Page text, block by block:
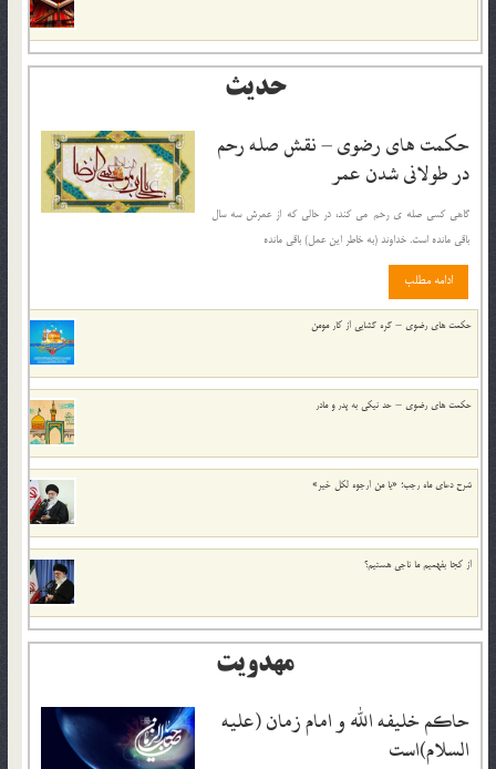
حدیث
حکمت های رضوی – نقش صله رحم
در طولانی شدن عمر
گاهی کسی صله ی رحم می کند، در حالی که از عمرش سه سال
باقی مانده است. خداوند (به خاطر این عمل) باقی مانده
ادامه مطلب
حکمت های رضوی – گره گشایی از کار مومن
حکمت های رضوی – حد نیکی به پدر و مادر
شرح دعای ماه رجب؛ «یا من ارجوه لکل خیر»
از كجا بفهميم ما ناجی هستیم؟
مهدویت
حاکم خليفه الله و امام زمان (علیه
السلام)است